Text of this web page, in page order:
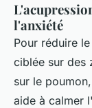
l'anxiété
Pour réduire le
ciblée sur des
sur le
aide à calmer